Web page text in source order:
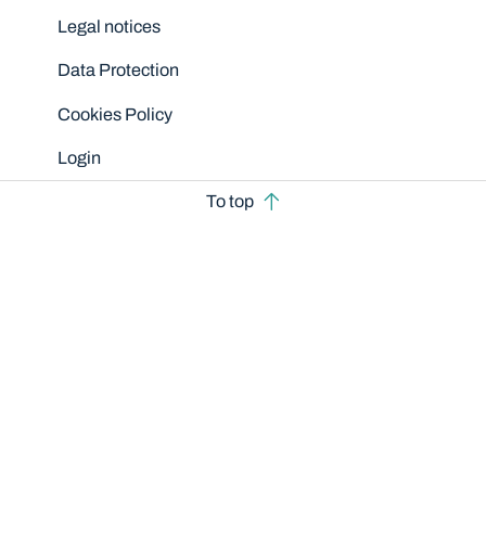
Legal notices
Data Protection
Cookies Policy
Login
To top